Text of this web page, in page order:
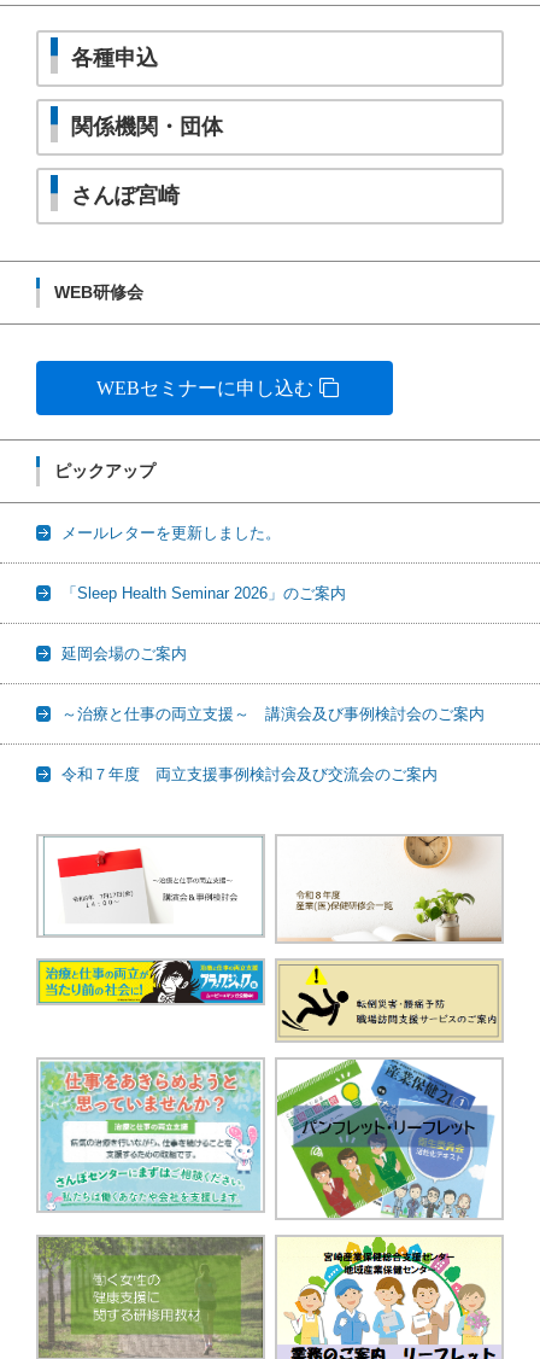
各種申込
関係機関・団体
さんぽ宮崎
WEB研修会
WEBセミナーに申し込む
ピックアップ
メールレターを更新しました。
「Sleep Health Seminar 2026」のご案内
延岡会場のご案内
～治療と仕事の両立支援～ 講演会及び事例検討会のご案内
令和７年度 両立支援事例検討会及び交流会のご案内